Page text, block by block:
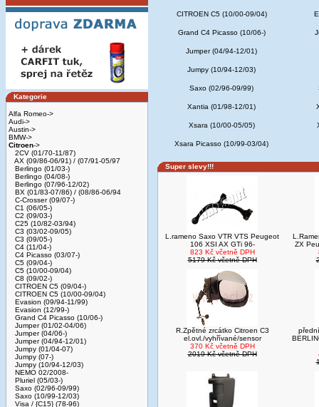
Kategorie
Alfa Romeo->
Audi->
Austin->
BMW->
Citroen->
2CV (01/70-11/87)
AX (09/86-06/91) / (07/91-05/97
Berlingo (01/03-)
Berlingo (04/08-)
Berlingo (07/96-12/02)
BX (01/83-07/86) / (08/86-06/94
C-Crosser (09/07-)
C1 (06/05-)
C2 (09/03-)
C25 (10/82-03/94)
C3 (03/02-09/05)
C3 (09/05-)
C4 (11/04-)
C4 Picasso (03/07-)
C5 (09/04-)
C5 (10/00-09/04)
C8 (09/02-)
CITROEN C5 (09/04-)
CITROEN C5 (10/00-09/04)
Evasion (09/94-11/99)
Evasion (12/99-)
Grand C4 Picasso (10/06-)
Jumper (01/02-04/06)
Jumper (04/06-)
Jumper (04/94-12/01)
Jumpy (01/04-07)
Jumpy (07-)
Jumpy (10/94-12/03)
NEMO 02/2008-
Pluriel (05/03-)
Saxo (02/96-09/99)
Saxo (10/99-12/03)
Visa / {C15} (78-96)
CITROEN C5 (10/00-09/04)
Grand C4 Picasso (10/06-)
Jumper (04/94-12/01)
Jumpy (10/94-12/03)
Saxo (02/96-09/99)
Xantia (01/98-12/01)
Xsara (10/00-05/05)
Xsara Picasso (10/99-03/04)
Super slevy!!!
L.rameno Saxo VTR VTS Peugeot
106 XSI AX GTi 96-
823 Kč včetně DPH
5179 Kč včetně DPH
ZX
R.Zpětné zrcátko Citroen C3
el.ovl./vyhřívané/sensor
370 Kč včetně DPH
2019 Kč včetně DPH